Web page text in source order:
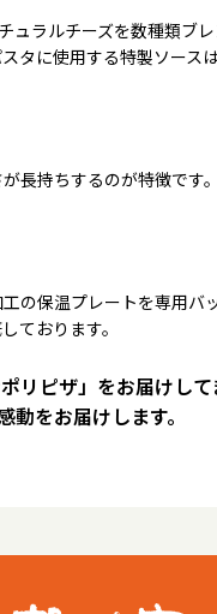
ラルチーズを数種類ブ
タに使用する特製ソース
長持ちするのが特徴です
の保温プレートを専用
ております。
リピザ」をお届けして
をお届けします。